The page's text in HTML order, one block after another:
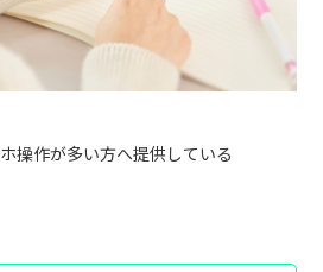
操作が多い方へ提供している